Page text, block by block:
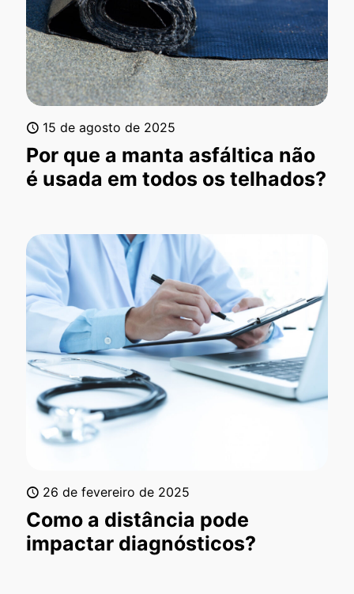
15 de agosto de 2025
Por que a manta asfáltica não
é usada em todos os telhados?
26 de fevereiro de 2025
Como a distância pode
impactar diagnósticos?